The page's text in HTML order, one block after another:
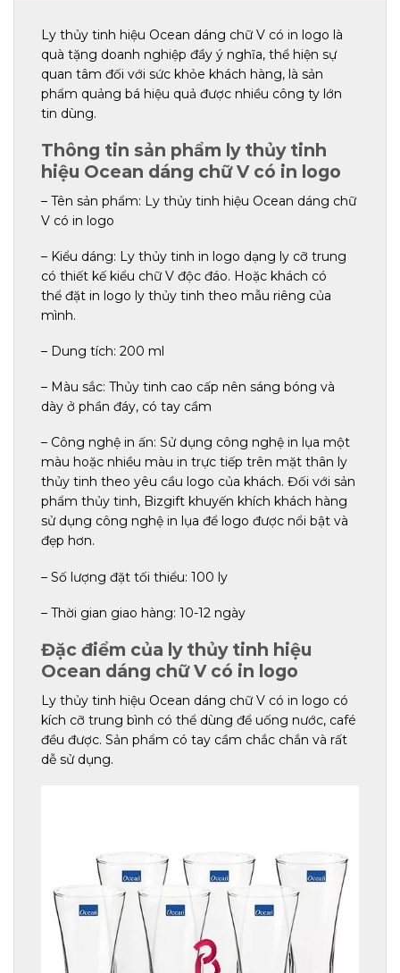
Ly thủy tinh hiệu Ocean dáng chữ V có in logo là
quà tặng doanh nghiệp đầy ý nghĩa, thể hiện sự
quan tâm đối với sức khỏe khách hàng, là sản
phẩm quảng bá hiệu quả được nhiều công ty lớn
tin dùng.
Thông tin sản phẩm ly thủy tinh
hiệu Ocean dáng chữ V có in logo
– Tên sản phẩm: Ly thủy tinh hiệu Ocean dáng chữ
V có in logo
– Kiểu dáng: Ly thủy tinh in logo dạng ly cỡ trung
có thiết kế kiểu chữ V độc đáo. Hoặc khách có
thể đặt in logo ly thủy tinh theo mẫu riêng của
mình.
– Dung tích: 200 ml
– Màu sắc: Thủy tinh cao cấp nên sáng bóng và
dày ở phần đáy, có tay cầm
– Công nghệ in ấn: Sử dụng công nghệ in lụa một
màu hoặc nhiều màu in trực tiếp trên mặt thân ly
thủy tinh theo yêu cầu logo của khách. Đối với sản
phẩm thủy tinh, Bizgift khuyến khích khách hàng
sử dụng công nghệ in lụa để logo được nổi bật và
đẹp hơn.
– Số lượng đặt tối thiểu: 100 ly
– Thời gian giao hàng: 10-12 ngày
Đặc điểm của ly thủy tinh hiệu
Ocean dáng chữ V có in logo
Ly thủy tinh hiệu Ocean dáng chữ V có in logo có
kích cỡ trung bình có thể dùng để uống nước, café
đều được. Sản phẩm có tay cầm chắc chắn và rất
dễ sử dụng.